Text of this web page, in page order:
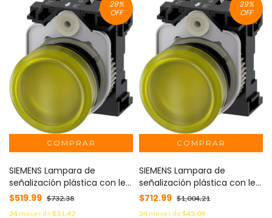
29%
OFF
SIEMENS Lampara de
señalización plástica con led
color Amarilla, 24Vca-Vcd
$519.99 $732.38
24meses de$31.42
29%
OFF
SIEMENS Lampara de
señalización plástica con led
color Amarilla, 110Vca MOD:
$712.99 $1,004.21
24meses de$43.09